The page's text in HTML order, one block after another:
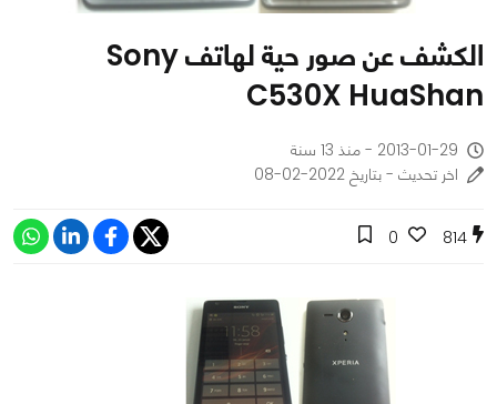
الكشف عن صور حية لهاتف Sony
C530X HuaShan
2013-01-29 - منذ 13 سنة
اخر تحديث - بتاريخ 2022-02-08
814
0